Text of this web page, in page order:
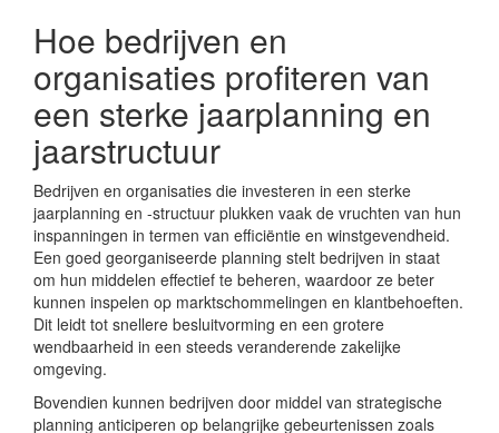
Hoe bedrijven en
organisaties profiteren van
een sterke jaarplanning en
jaarstructuur
Bedrijven en organisaties die investeren in een sterke
jaarplanning en -structuur plukken vaak de vruchten van hun
inspanningen in termen van efficiëntie en winstgevendheid.
Een goed georganiseerde planning stelt bedrijven in staat
om hun middelen effectief te beheren, waardoor ze beter
kunnen inspelen op marktschommelingen en klantbehoeften.
Dit leidt tot snellere besluitvorming en een grotere
wendbaarheid in een steeds veranderende zakelijke
omgeving.
Bovendien kunnen bedrijven door middel van strategische
planning anticiperen op belangrijke gebeurtenissen zoals